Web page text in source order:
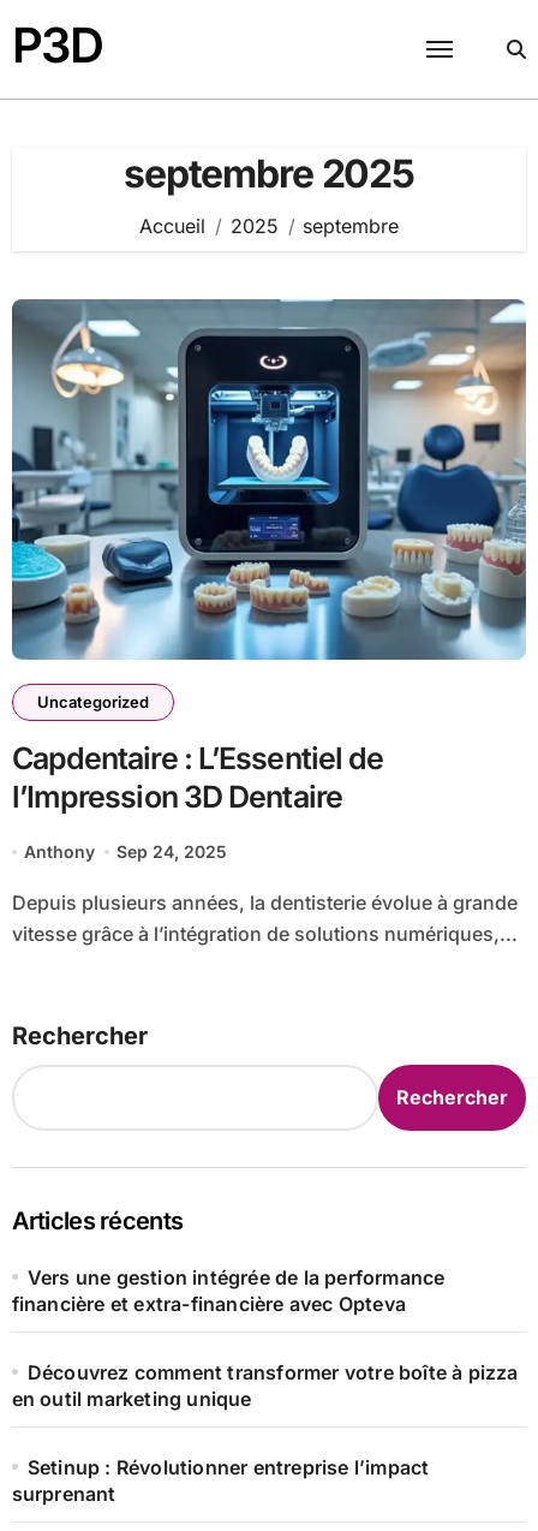
contenu
P3D
septembre 2025
Accueil 2025 septembre
Uncategorized
Capdentaire : L’Essentiel de
l’Impression 3D Dentaire
Anthony Sep 24, 2025
Depuis plusieurs années, la dentisterie évolue à grande
vitesse grâce à l’intégration de solutions numériques,...
Rechercher
Rechercher
Articles récents
Vers une gestion intégrée de la performance
financière et extra-financière avec Opteva
Découvrez comment transformer votre boîte à pizza
en outil marketing unique
Setinup : Révolutionner entreprise l’impact
surprenant